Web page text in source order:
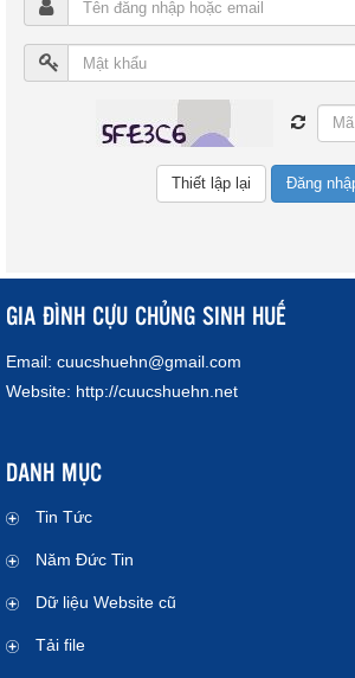
Đăng
GIA ĐÌNH CỰU CHỦNG SINH HUẾ
Email: cuucshuehn@gmail.com
Website: http://cuucshuehn.net
DANH MỤC
Tin Tức
Năm Đức Tin
Dữ liệu Website cũ
Tải file